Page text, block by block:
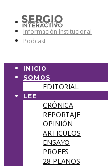
Universidad
Información Institucional
Podcast
INICIO
SOMOS
EDITORIAL
LEE
CRÓNICA
REPORTAJE
OPINIÓN
ARTICULOS
ENSAYO
PROFES
28 PLANOS